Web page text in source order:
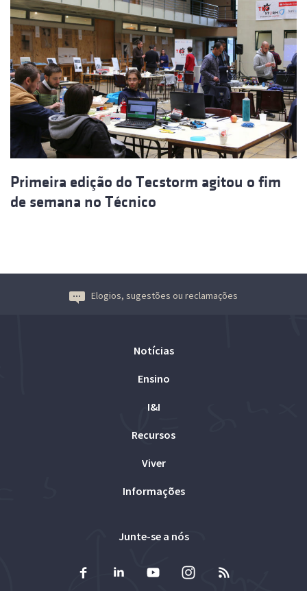
Primeira edição do Tecstorm agitou o fim
de semana no Técnico
Elogios, sugestões ou reclamações
Notícias
Ensino
I&I
Recursos
Viver
Informações
Junte-se a nós